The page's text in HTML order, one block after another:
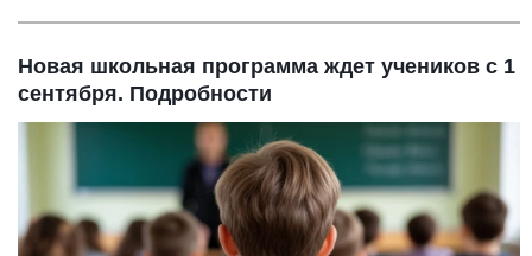
Новая школьная программа ждет учеников с 1
сентября. Подробности